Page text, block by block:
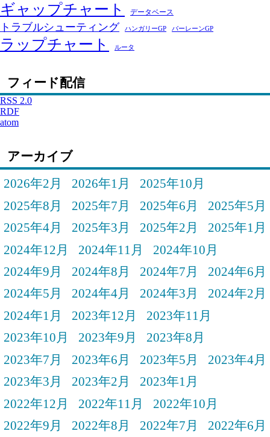
ギャップチャート データベース
トラブルシューティング ハンガリーGP バーレーンGP
ラップチャート ルータ
フィード配信
RSS 2.0
RDF
atom
アーカイブ
2026年2月
2026年1月
2025年10月
2025年8月
2025年7月 2025年6月
2025年5月
2025年4月
2025年3月 2025年2月
2025年1月
2024年12月
2024年11月
2024年10月
2024年9月
2024年8月 2024年7月
2024年6月
2024年5月
2024年4月 2024年3月
2024年2月
2024年1月
2023年12月
2023年11月
2023年10月
2023年9月
2023年8月
2023年7月
2023年6月 2023年5月
2023年4月
2023年3月
2023年2月
2023年1月
2022年12月
2022年11月
2022年10月
2022年9月
2022年8月 2022年7月
2022年6月